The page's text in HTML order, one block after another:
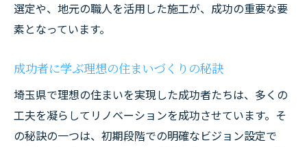
選定や、地元の職人を活用した施工が、成功の重要な要
素となっています。
成功者に学ぶ理想の住まいづくりの秘訣
埼玉県で理想の住まいを実現した成功者たちは、多くの
工夫を凝らしてリノベーションを成功させています。そ
の秘訣の一つは、初期段階での明確なビジョン設定で